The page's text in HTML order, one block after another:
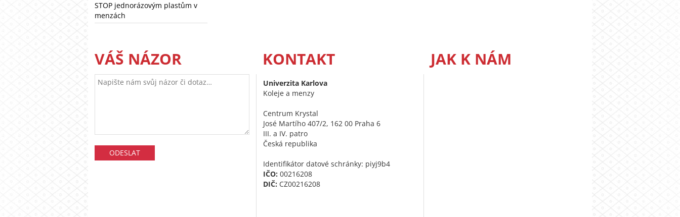
STOP jednorázovým plastům v
menzách
VÁŠ NÁZOR KONTAKT
Univerzita Karlova
Koleje a menzy
Centrum Krystal
José Martího 407/2, 162 00 Praha 6
III. a IV. patro
Česká republika
Identifikátor datové schránky: piyj9b4
IČO: 00216208
DIČ: CZ00216208
JAK K NÁM